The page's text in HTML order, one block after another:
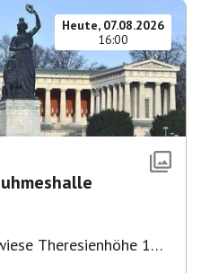
Heute, 07.08.2026
16:00
Theresienhöhe 16,